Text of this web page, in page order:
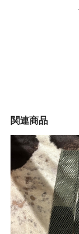
関連商品